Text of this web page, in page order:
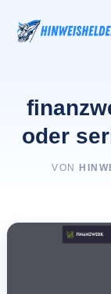
Inhalt
springen
oder
VON